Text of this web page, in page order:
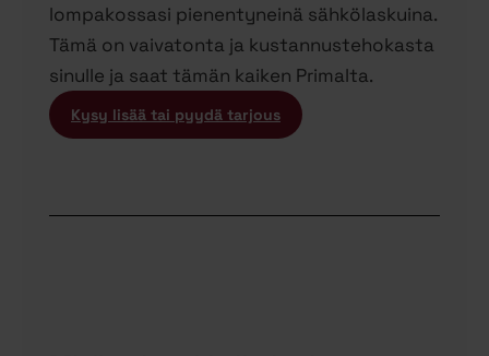
lompakossasi pienentyneinä sähkölaskuina.
Tämä on vaivatonta ja kustannustehokasta
sinulle ja saat tämän kaiken Primalta.
Kysy lisää tai pyydä tarjous